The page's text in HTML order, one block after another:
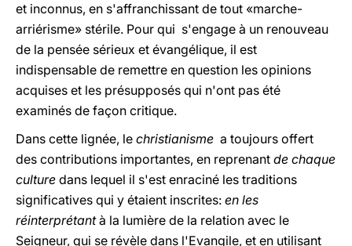
et inconnus, en s'affranchissant de tout «marche-
arriérisme» stérile. Pour qui s'engage à un renouveau
de la pensée sérieux et évangélique, il est
indispensable de remettre en question les opinions
acquises et les présupposés qui n'ont pas été
examinés de façon critique.
Dans cette lignée, le christianisme a toujours offert
des contributions importantes, en reprenant de chaque
culture dans lequel il s'est enraciné les traditions
significatives qui y étaient inscrites: en les
réinterprétantà la lumière de la relation avec le
Seigneur, qui se révèle dans l'Evangile, et en utilisant